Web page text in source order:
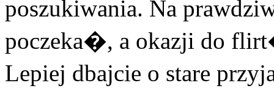
poszukiwania. Na
poczeka�, a okazji do
Lepiej dbajcie o stare